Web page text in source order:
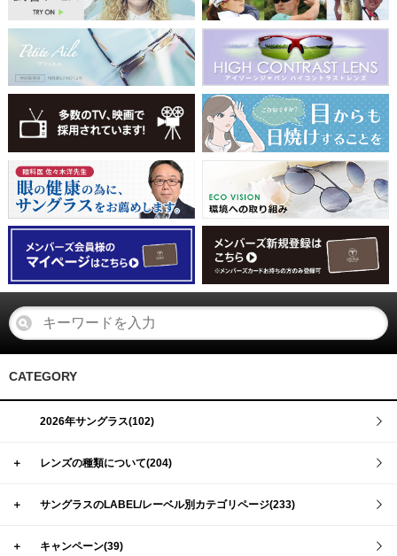
CATEGORY
2026年サングラス(102)
＋ レンズの種類について(204)
＋ サングラスのLABEL/レーベル別カテゴリページ(233)
＋ キャンペーン(39)